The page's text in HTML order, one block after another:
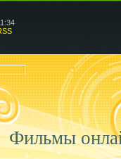
Фильмы